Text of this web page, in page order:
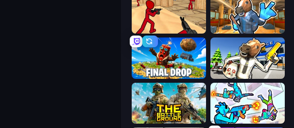
Stickman Counter Terror Strike Bank Robbery 2
Final Drop Bank Robbery: Escape
The Battleground Gravity Arena Shooter